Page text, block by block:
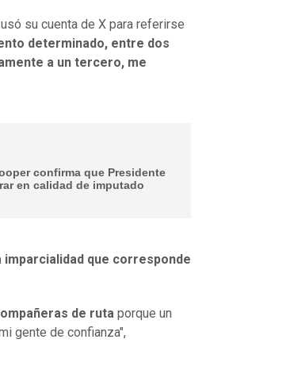
su cuenta de X para referirse
determinado, entre dos
a un tercero, me
confirma que Presidente
en calidad de imputado
que corresponde
de ruta porque un
gente de confianza",